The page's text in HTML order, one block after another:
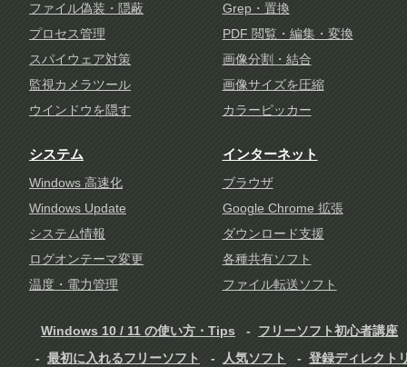
ファイル偽装・隠蔽
プロセス管理
スパイウェア対策
監視カメラツール
ウインドウを隠す
Grep・置換
PDF 閲覧・編集・変換
画像分割・結合
画像サイズを圧縮
カラーピッカー
システム
Windows 高速化
Windows Update
システム情報
ログオンテーマ変更
温度・電力管理
インターネット
ブラウザ
Google Chrome 拡張
ダウンロード支援
各種共有ソフト
ファイル転送ソフト
Windows 10 / 11 の使い方・Tips
フリーソフト初心者講座
最初に入れるフリーソフト
人気ソフト
登録ディレクト